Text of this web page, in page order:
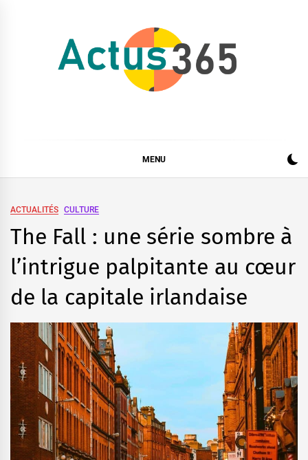
MENU
ACTUALITÉS CULTURE
The Fall : une série sombre à
l’intrigue palpitante au cœur
de la capitale irlandaise